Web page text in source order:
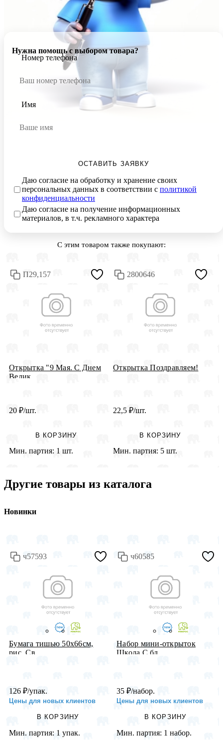
Нужна помощь с выбором товара?
Номер телефона
Имя
ОСТАВИТЬ ЗАЯВКУ
Даю согласие на обработку и хранение своих
персональных данных в соответствии с политикой
конфиденциальности
Даю согласие на получение информационных
материалов, в т.ч. рекламного характера
С этим товаром также покупают:
П29,157
Открытка "9 Мая. С Днем
Велик...
20 ₽/шт.
В КОРЗИНУ
Мин. партия: 1 шт.
2800646
Открытка Поздравляем!
22,5 ₽/шт.
В КОРЗИНУ
Мин. партия: 5 шт.
Другие товары из каталога
Новинки
ч57593
Бумага тишью 50х66см,
рис. Св...
126 ₽/упак.
Цены для новых клиентов
В КОРЗИНУ
Мин. партия: 1 упак.
ч60585
Набор мини-открыток
Школа С бл...
35 ₽/набор.
Цены для новых клиентов
В КОРЗИНУ
Мин. партия: 1 набор.